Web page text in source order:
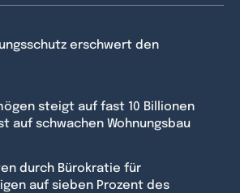
erschwert den
steigt auf fast 10 Billionen
auf schwachen Wohnungsbau
durch Bürokratie für
auf sieben Prozent des